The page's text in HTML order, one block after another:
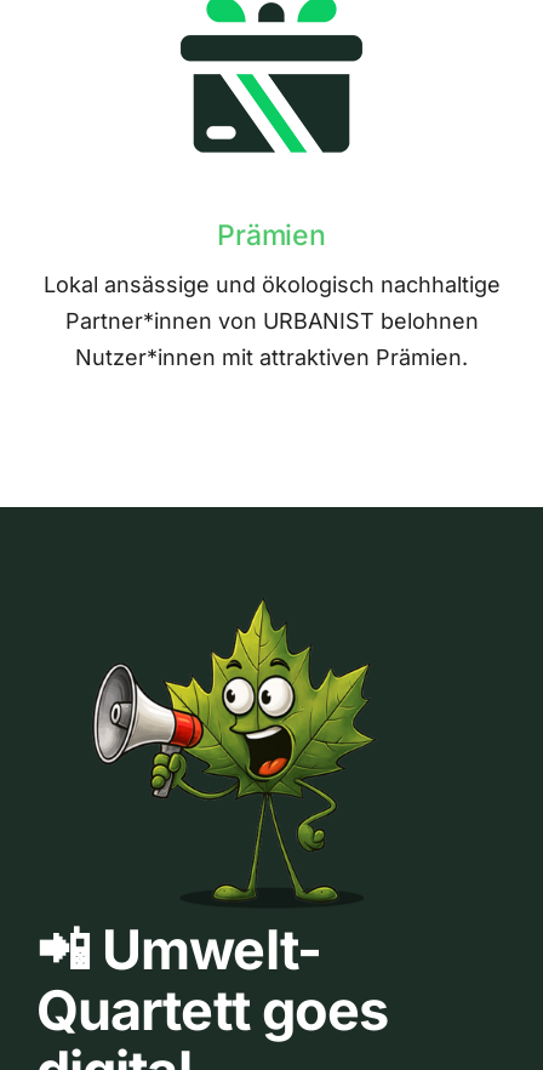
Prämien
Lokal ansässige und ökologisch nachhaltige
Partner*innen von URBANIST belohnen
Nutzer*innen mit attraktiven Prämien.
📲 Umwelt-
Quartett goes